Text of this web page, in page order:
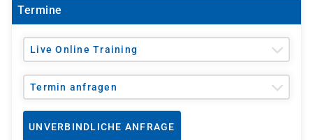
Termine
Live Online Training
Termin anfragen
UNVERBINDLICHE ANFRAGE